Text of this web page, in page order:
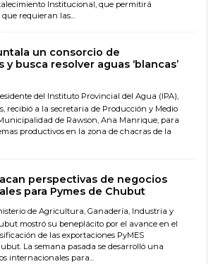
Institucional, que permitirá
requieran las...
un consorcio de
busca resolver aguas ‘blancas’
del Instituto Provincial del Agua (IPA),
recibió a la secretaria de Producción y Medio
de Rawson, Ana Manrique, para
productivos en la zona de chacras de la
perspectivas de negocios
para Pymes de Chubut
de Agricultura, Ganadería, Industria y
mostró su beneplácito por el avance en el
de las exportaciones PyMES
La semana pasada se desarrolló una
internacionales para...